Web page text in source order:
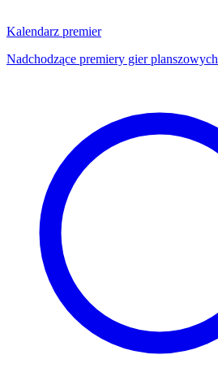
Kalendarz premier
Nadchodzące premiery gier planszowych